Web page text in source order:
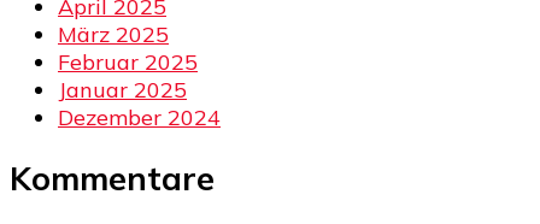
April 2025
März 2025
Februar 2025
Januar 2025
Dezember 2024
Kommentare